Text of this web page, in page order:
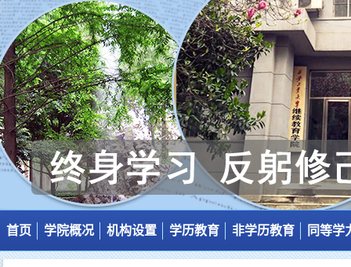
首页 学院概况 机构设置 学历教育 非学历教育 同等学